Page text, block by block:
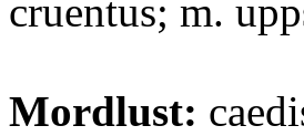
cruentus; m.
Mordlust: